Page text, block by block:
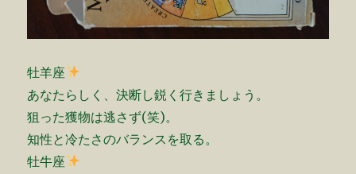
牡羊座
あなたらしく、決断し鋭く行きましょう。
狙った獲物は逃さず(笑)。
知性と冷たさのバランスを取る。
牡牛座